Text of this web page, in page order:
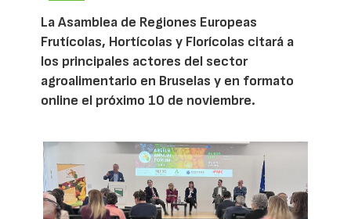
La Asamblea de Regiones Europeas
Frutícolas, Hortícolas y Florícolas citará a
los principales actores del sector
agroalimentario en Bruselas y en formato
online el próximo 10 de noviembre.